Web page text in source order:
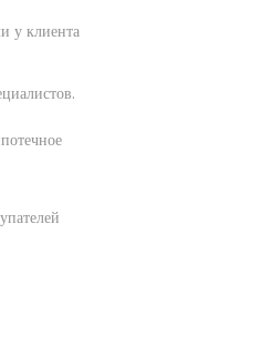
у клиента